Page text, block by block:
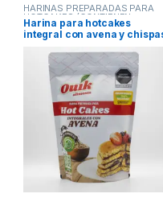
HARINAS PREPARADAS PARA
HOTCAKES (CONTIENEN
GLUTEN)
Harina para hotcakes
integral con avena y